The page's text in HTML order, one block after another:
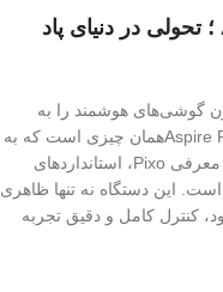
ویپ پاد اسپایر پیکسو |Aspire Pixo ؛ تحولی در دنیای پاد
گوشی‌های هوشمند را به
Aspire Pixoهمان چیزی است که به
آن نیاز دارید. برند خوش‌نام اسپایر (Aspire) با معرفی Pixo، استانداردهای
این دستگاه نه تنها ظاهری
کنترل کامل و دقیق تجربه